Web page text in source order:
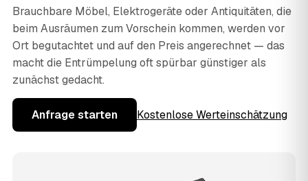
Brauchbare Möbel, Elektrogeräte oder Antiquitäten, die
beim Ausräumen zum Vorschein kommen, werden vor
Ort begutachtet und auf den Preis angerechnet — das
macht die Entrümpelung oft spürbar günstiger als
zunächst gedacht.
Anfrage starten Kostenlose Werteinschätzung